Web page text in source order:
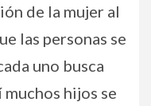
de la mujer al
las personas se
uno busca
muchos hijos se